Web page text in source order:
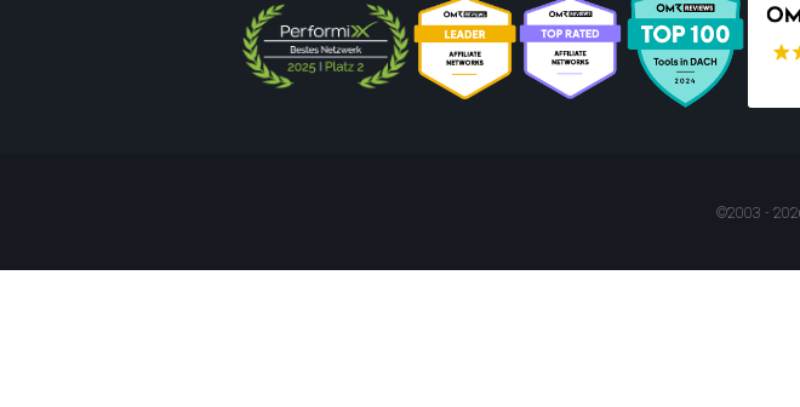
©2003 -